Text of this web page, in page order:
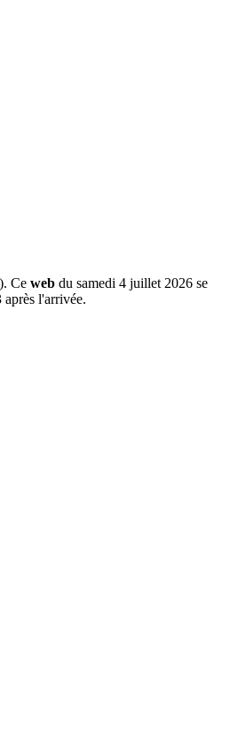
Ce web du samedi 4 juillet 2026 se
après l'arrivée.